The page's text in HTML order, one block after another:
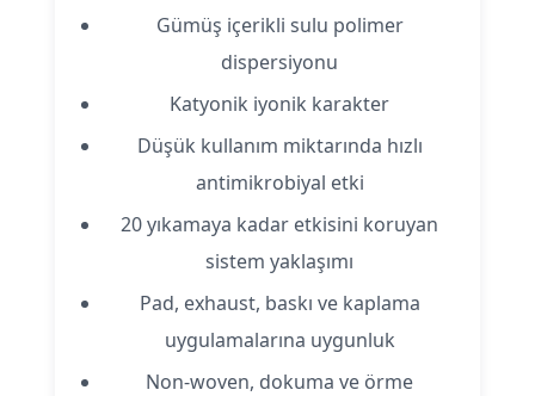
Gümüş içerikli sulu polimer
dispersiyonu
Katyonik iyonik karakter
Düşük kullanım miktarında hızlı
antimikrobiyal etki
20 yıkamaya kadar etkisini koruyan
sistem yaklaşımı
Pad, exhaust, baskı ve kaplama
uygulamalarına uygunluk
Non-woven, dokuma ve örme